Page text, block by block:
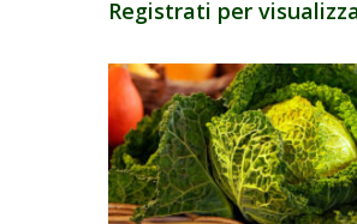
Registrati per